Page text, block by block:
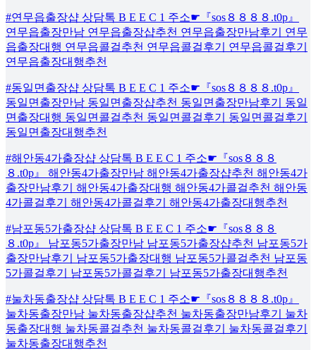
#연무읍출장샵 상담톡 B E E C 1 주소☛『sos８８８８.t0p』
연무읍출장만남 연무읍출장샵추천 연무읍출장만남후기 연무
읍출장대행 연무읍콜걸추천 연무읍콜걸후기 연무읍콜걸후기
연무읍출장대행추천
#동일면출장샵 상담톡 B E E C 1 주소☛『sos８８８８.t0p』
동일면출장만남 동일면출장샵추천 동일면출장만남후기 동일
면출장대행 동일면콜걸추천 동일면콜걸후기 동일면콜걸후기
동일면출장대행추천
#해안동4가출장샵 상담톡 B E E C 1 주소☛『sos８８８
８.t0p』 해안동4가출장만남 해안동4가출장샵추천 해안동4가
출장만남후기 해안동4가출장대행 해안동4가콜걸추천 해안동
4가콜걸후기 해안동4가콜걸후기 해안동4가출장대행추천
#남포동5가출장샵 상담톡 B E E C 1 주소☛『sos８８８
８.t0p』 남포동5가출장만남 남포동5가출장샵추천 남포동5가
출장만남후기 남포동5가출장대행 남포동5가콜걸추천 남포동
5가콜걸후기 남포동5가콜걸후기 남포동5가출장대행추천
#눌차동출장샵 상담톡 B E E C 1 주소☛『sos８８８８.t0p』
눌차동출장만남 눌차동출장샵추천 눌차동출장만남후기 눌차
동출장대행 눌차동콜걸추천 눌차동콜걸후기 눌차동콜걸후기
눌차동출장대행추천